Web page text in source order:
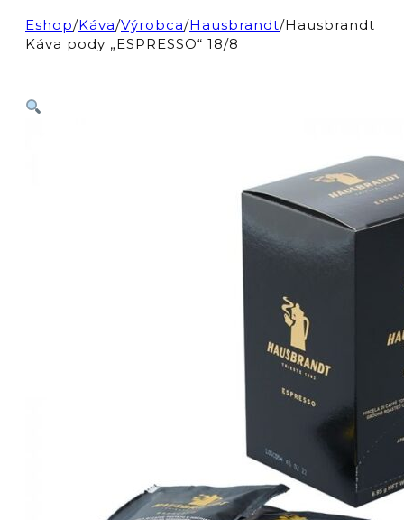
Eshop/Káva/Výrobca/Hausbrandt/Hausbrandt
Káva pody „ESPRESSO“ 18/8